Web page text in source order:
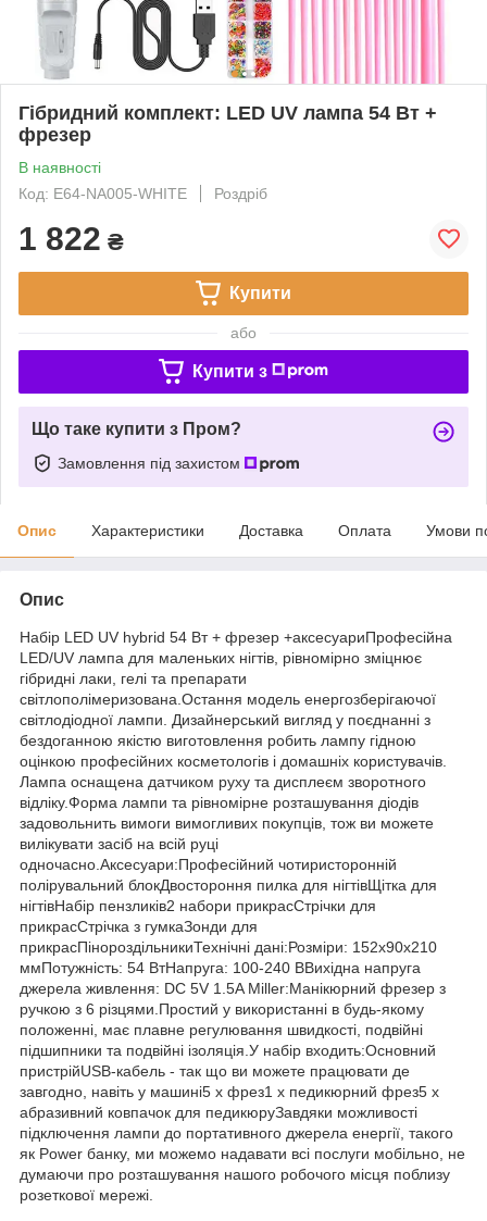
Гібридний комплект: LED UV лампа 54 Вт +
фрезер
В наявності
Код: E64-NA005-WHITE
Роздріб
1 822 ₴
Купити
або
Купити з
Що таке купити з Пром?
Замовлення під захистом
Опис Характеристики Доставка Оплата Умови
Опис
Набір LED UV hybrid 54 Вт + фрезер +аксесуариПрофесійна
LED/UV лампа для маленьких нігтів, рівномірно зміцнює
гібридні лаки, гелі та препарати
світлополімеризована.Остання модель енергозберігаючої
світлодіодної лампи. Дизайнерський вигляд у поєднанні з
бездоганною якістю виготовлення робить лампу гідною
оцінкою професійних косметологів і домашніх користувачів.
Лампа оснащена датчиком руху та дисплеєм зворотного
відліку.Форма лампи та рівномірне розташування діодів
задовольнить вимоги вимогливих покупців, тож ви можете
вилікувати засіб на всій руці
одночасно.Аксесуари:Професійний чотиристоронній
полірувальний блокДвостороння пилка для нігтівЩітка для
нігтівНабір пензликів2 набори прикрасСтрічки для
прикрасСтрічка з гумкаЗонди для
прикрасПінороздільникиТехнічні дані:Розміри: 152x90x210
ммПотужність: 54 ВтНапруга: 100-240 ВВихідна напруга
джерела живлення: DC 5V 1.5A Miller:Манікюрний фрезер з
ручкою з 6 різцями.Простий у використанні в будь-якому
положенні, має плавне регулювання швидкості, подвійні
підшипники та подвійні ізоляція.У набір входить:Основний
пристрійUSB-кабель - так що ви можете працювати де
завгодно, навіть у машині5 x фрез1 x педикюрний фрез5 x
абразивний ковпачок для педикюруЗавдяки можливості
підключення лампи до портативного джерела енергії, такого
як Power банку, ми можемо надавати всі послуги мобільно, не
думаючи про розташування нашого робочого місця поблизу
розеткової мережі.